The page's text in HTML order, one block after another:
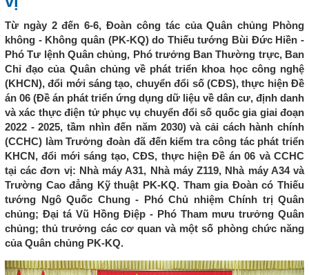
Từ ngày 2 đến 6-6, Đoàn công tác của Quân chủng Phòng
không - Không quân (PK-KQ) do Thiếu tướng Bùi Đức Hiền -
Phó Tư lệnh Quân chủng, Phó trưởng Ban Thường trực, Ban
Chỉ đạo của Quân chủng về phát triển khoa học công nghệ
(KHCN), đổi mới sáng tạo, chuyển đổi số (CĐS), thực hiện Đề
án 06 (Đề án phát triển ứng dụng dữ liệu về dân cư, định danh
và xác thực điện tử phục vụ chuyển đổi số quốc gia giai đoạn
2022 - 2025, tầm nhìn đến năm 2030) và cải cách hành chính
(CCHC) làm Trưởng đoàn đã đến kiểm tra công tác phát triển
KHCN, đổi mới sáng tạo, CĐS, thực hiện Đề án 06 và CCHC
tại các đơn vị: Nhà máy A31, Nhà máy Z119, Nhà máy A34 và
Trường Cao đẳng Kỹ thuật PK-KQ. Tham gia Đoàn có Thiếu
tướng Ngô Quốc Chung - Phó Chủ nhiệm Chính trị Quân
chủng; Đại tá Vũ Hồng Điệp - Phó Tham mưu trưởng Quân
chủng; thủ trưởng các cơ quan và một số phòng chức năng
của Quân chủng PK-KQ.